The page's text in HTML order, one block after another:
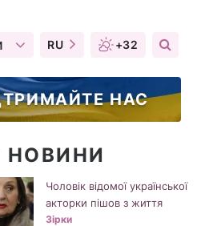
RU +32
НАС
НОВИНИ
Чоловік відомої української
акторки пішов з життя
Зірки